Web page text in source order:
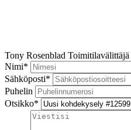
Tony Rosenblad Toimitilavälittäjä
Nimi*
Sähköposti*
Puhelin
Otsikko*